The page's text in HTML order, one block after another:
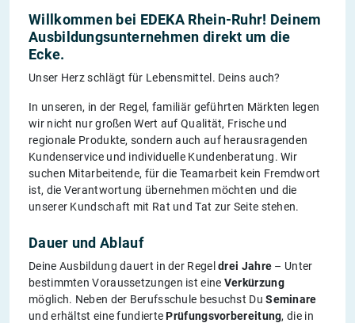
Willkommen bei EDEKA Rhein-Ruhr! Deinem
Ausbildungsunternehmen direkt um die
Ecke.
Unser Herz schlägt für Lebensmittel. Deins auch?
In unseren, in der Regel, familiär geführten Märkten legen
wir nicht nur großen Wert auf Qualität, Frische und
regionale Produkte, sondern auch auf herausragenden
Kundenservice und individuelle Kundenberatung. Wir
suchen Mitarbeitende, für die Teamarbeit kein Fremdwort
ist, die Verantwortung übernehmen möchten und die
unserer Kundschaft mit Rat und Tat zur Seite stehen.
Dauer und Ablauf
Deine Ausbildung dauert in der Regeldrei Jahre – Unter
bestimmten Voraussetzungen ist eine Verkürzung
möglich. Neben der Berufsschule besuchst DuSeminare
und erhältst eine fundiertePrüfungsvorbereitung, die in